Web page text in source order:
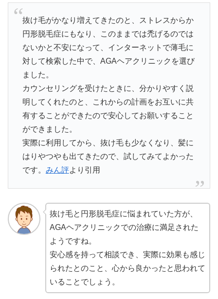
抜け毛がかなり増えてきたのと、ストレスからか
円形脱毛症にもなり、このままでは禿げるのでは
ないかと不安になって、インターネットで薄毛に
対して検索した中で、AGAヘアクリニックを選び
ました。
カウンセリングを受けたときに、分かりやすく説
明してくれたのと、これからの計画をお互いに共
有することができたので安心してお願いすること
ができました。
実際に利用してから、抜け毛も少なくなり、髪に
はりやつやも出てきたので、試してみてよかった
です。 みん評より引用
抜け毛と円形脱毛症に悩まれていた方が、
AGAヘアクリニックでの治療に満足された
ようですね。
安心感を持って相談でき、実際に効果も感じ
られたとのこと、心から良かったと思われて
いることでしょう。